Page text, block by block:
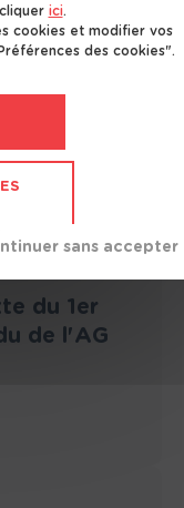
du 1er
de l'AG
ici.
cookies et modifier vos
des cookies".